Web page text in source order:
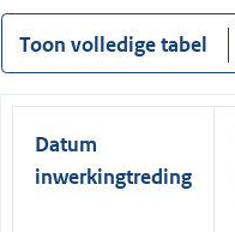
Toon volledige tabel
Datum
inwerkingtreding